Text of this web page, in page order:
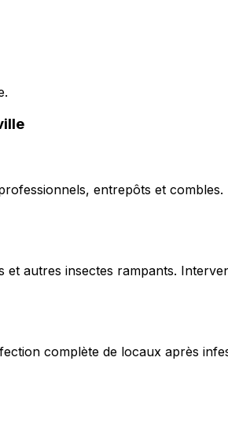
entrepôts et
autres insectes rampants.
complète de locaux après